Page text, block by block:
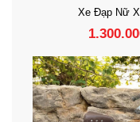
Xe Đạp Nữ